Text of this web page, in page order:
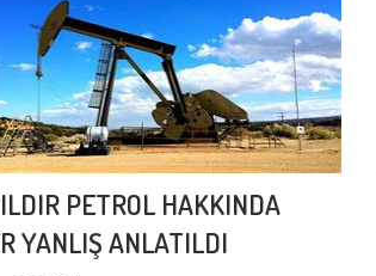
PETROL HAKKINDA
YANLIŞ ANLATILDI